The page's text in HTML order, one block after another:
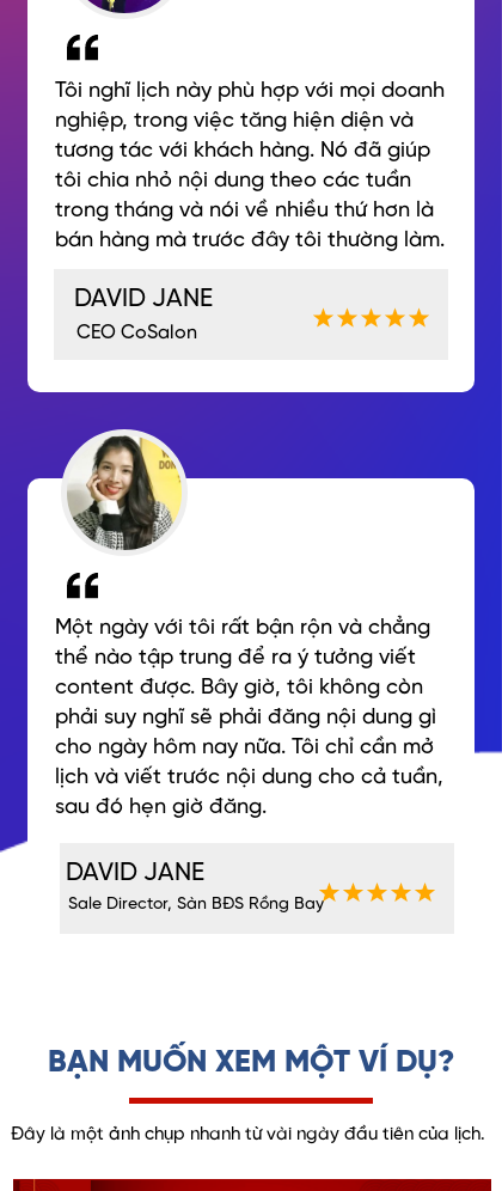
Tôi nghĩ lịch này phù hợp với mọi doanh
nghiệp, trong việc tăng hiện diện và
tương tác với khách hàng. Nó đã giúp
tôi chia nhỏ nội dung theo các tuần
trong tháng và nói về nhiều thứ hơn là
bán hàng mà trước đây tôi thường làm.
DAVID JANE
CEO CoSalon
Một ngày với tôi rất bận rộn và chẳng
thể nào tập trung để ra ý tưởng viết
content được. Bây giờ, tôi không còn
phải suy nghĩ sẽ phải đăng nội dung gì
cho ngày hôm nay nữa. Tôi chỉ cần mở
lịch và viết trước nội dung cho cả tuần,
sau đó hẹn giờ đăng.
DAVID JANE
Sale Director, Sàn BĐS Rồng Bay
BẠN MUỐN XEM MỘT VÍ DỤ?
Đây là một ảnh chụp nhanh từ vài ngày đầu tiên của lịch.